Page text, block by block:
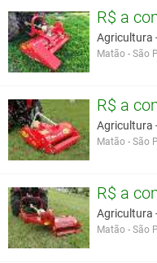
R$ a
Agricultura
Matão - São
R$ a
Agricultura
Matão - São
R$ a
Agricultura
Matão - São